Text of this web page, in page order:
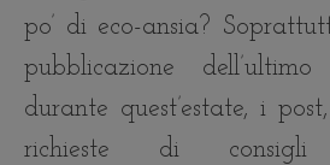
po’ di eco-ansia?
pubblicazione
durante quest’estate, i
richieste di